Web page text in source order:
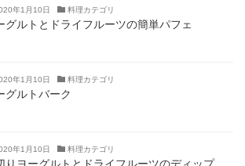
年1月10日 料理カテゴリ
グルトとドライフルーツの簡単パフェ
年1月10日 料理カテゴリ
グルトバーク
年1月10日 料理カテゴリ